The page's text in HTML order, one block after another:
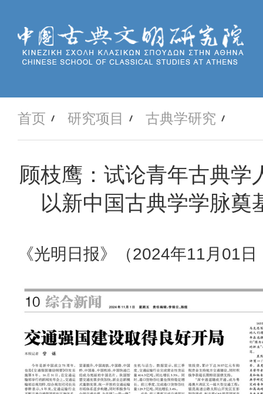
首页 研究项目 古典学研究
顾枝鹰：试论青年古典
以新中国古典学学脉奠
《光明日报》（2024年11月01